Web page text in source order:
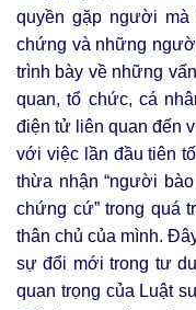
quyền gặp người
chứng và những
trình bày về những
quan, tổ chức, cá
điện tử liên quan đến
với việc lần đầu tiên
thừa nhận “người
chứng cứ” trong quá
thân chủ của mình.
sự đổi mới trong tư
quan trọng của Luật